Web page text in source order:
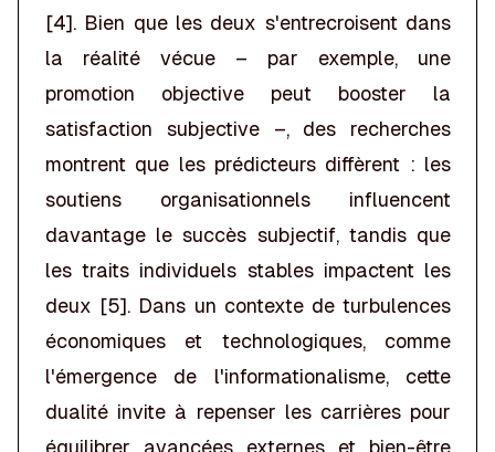
[4]. Bien que les deux s'entrecroisent dans
la réalité vécue – par exemple, une
promotion objective peut booster la
satisfaction subjective –, des recherches
montrent que les prédicteurs diffèrent : les
soutiens organisationnels influencent
davantage le succès subjectif, tandis que
les traits individuels stables impactent les
deux [5]. Dans un contexte de turbulences
économiques et technologiques, comme
l'émergence de l'informationalisme, cette
dualité invite à repenser les carrières pour
équilibrer avancées externes et bien-être